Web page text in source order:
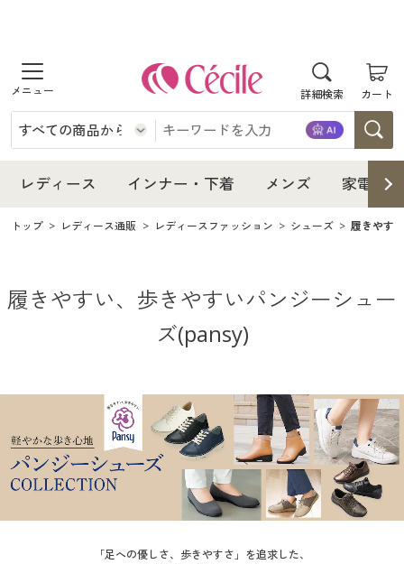
詳細検索 カート
商品を探す
レディース
レディースファッション
インナー・下着
インナー・下着通販すべて
メンズ
キッチン・雑貨・日用品
寝具・インテリア・家具
寝具・ベッド
カーテン・ラグ・ファブリック
美容・健康通販すべて
美容・健康・サプリメント
制服・スクール
制服・スクールすべて
制服・学生服
大きいサイズ
大きいサイズ通販すべて
バーゲン
レディース インナー・下着 メンズ 家電・
レディース
レディース通販すべて
レディースファッション
インナー・下着
インナー・下着通販すべて
女性下着
ジュニア・ティーンズ下着
メンズ
メンズ通販すべて
メンズ下着
家電・雑貨
家電
寝具・インテリア・家具通販すべて
カーテン・ラグ・ファブリック
美容・健康
美容・健康・サプリメント
制服・スクールすべて
制服・学生服
大きいサイズ
大きいサイズ通販すべて
バーゲン
トップ レディース通販 レディースファッション シューズ 履きやす
履きやすい、歩きやすいパンジーシュー
ズ(pansy)
「足への優しさ、歩きやすさ」を追求した、